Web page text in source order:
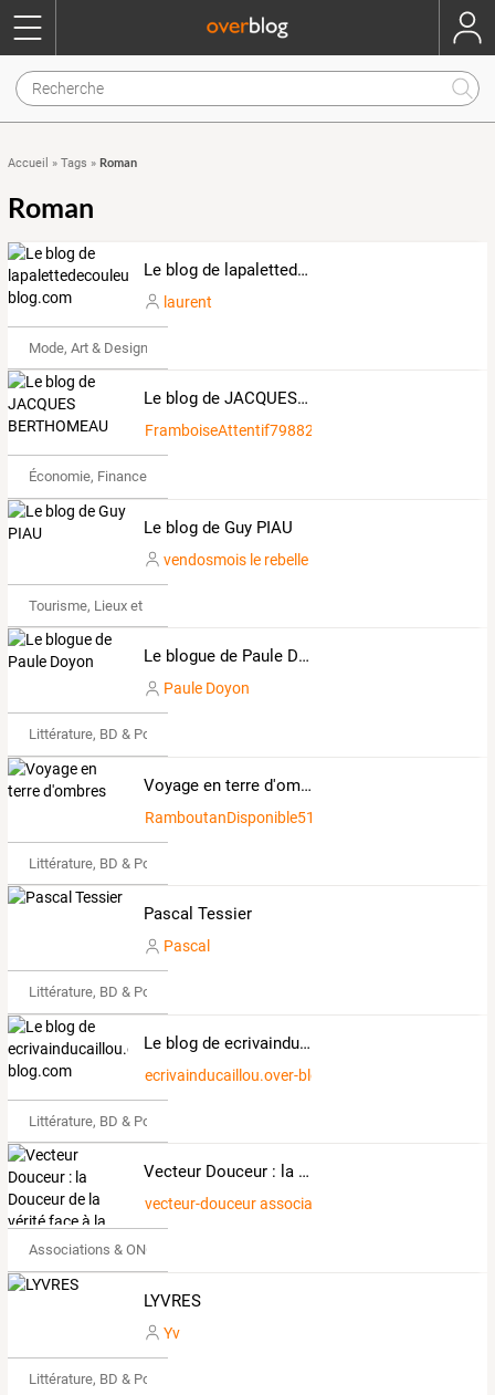
Accueil » Tags » Roman
Roman
Le blog de lapalettedecouleurs.over-blog.com
laurent
Mode, Art & Design
Le blog de JACQUES BERTHOMEAU
FramboiseAttentif7988242
Économie, Finance & Droit
Le blog de Guy PIAU
vendosmois le rebelle
Tourisme, Lieux et Événements
Le blogue de Paule Doyon
Paule Doyon
Littérature, BD & Poésie
Voyage en terre d'ombres
RamboutanDisponible516844
Littérature, BD & Poésie
Pascal Tessier
Pascal
Littérature, BD & Poésie
Le blog de ecrivainducaillou.over-blog.com
ecrivainducaillou.over-blog.com
Littérature, BD & Poésie
Vecteur Douceur : la Douceur de la vérité face à la violence du mensonge.
vecteur-douceur association : site littéraire et
Associations & ONG
LYVRES
Yv
Littérature, BD & Poésie